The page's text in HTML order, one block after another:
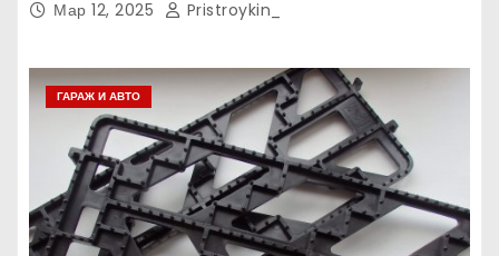
Мар 12, 2025 Pristroykin_
ГАРАЖ И АВТО